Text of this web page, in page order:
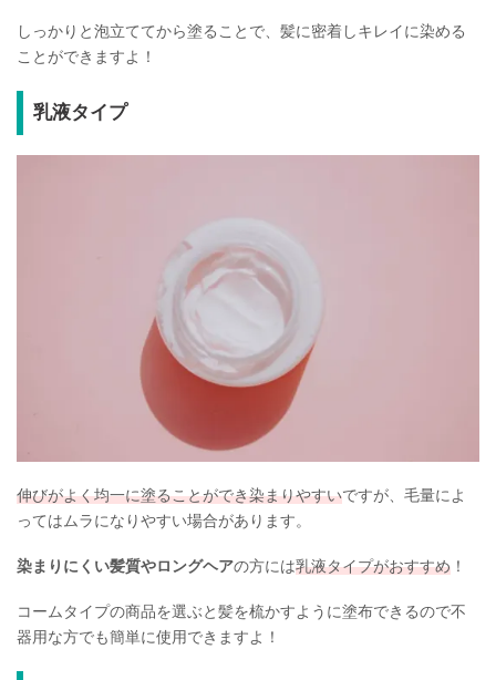
しっかりと泡立ててから塗ることで、髪に密着しキレイに染める
ことができますよ！
乳液タイプ
伸びがよく均一に塗ることができ染まりやすいですが、毛量によ
ってはムラになりやすい場合があります。
染まりにくい髪質やロングヘアの方には乳液タイプがおすすめ ！
コームタイプの商品を選ぶと髪を梳かすように塗布できるので不
器用な方でも簡単に使用できますよ！